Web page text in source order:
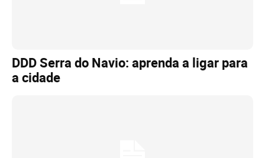
DDD Serra do Navio: aprenda a ligar para
a cidade